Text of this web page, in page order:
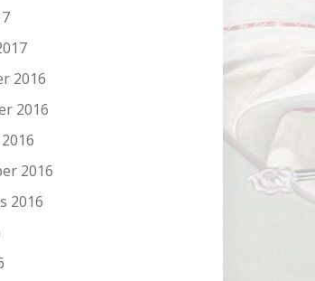
2016
2016
2016
2016